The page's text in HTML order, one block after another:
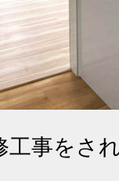
工事をさ